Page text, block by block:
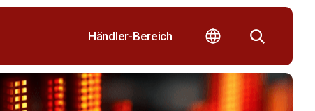
Händler-Bereich